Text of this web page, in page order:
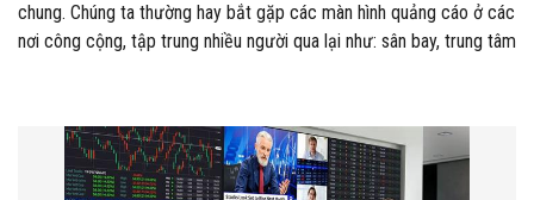
chung. Chúng ta thường hay bắt gặp các màn hình quảng cáo ở các
nơi công cộng, tập trung nhiều người qua lại như: sân bay, trung tâm
Theo xu hướng thời đại công nghệ 4.0, hình ảnh động sẽ dễ dàng
được thu hút và chú ý hơn là những hình ảnh tĩnh. Vì thế, Sự ra đời